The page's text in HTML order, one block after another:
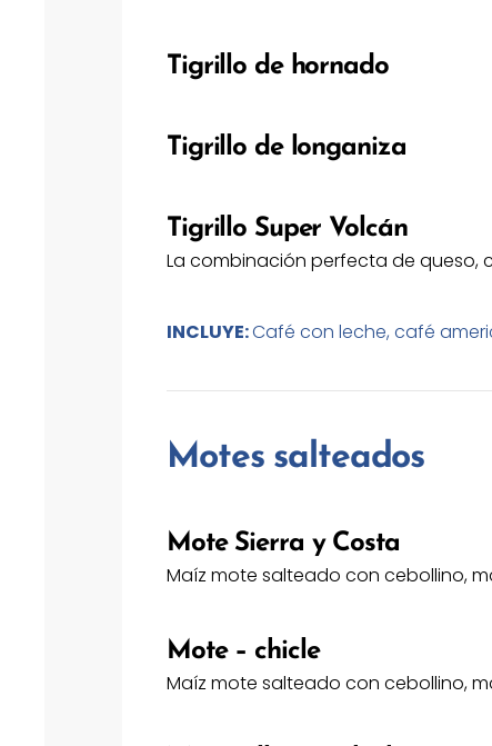
Tigrillo de hornado
Tigrillo de longaniza
Tigrillo Super Volcán
La combinación perfecta de queso,
INCLUYE:Café con leche, café
Motes salteados
Mote Sierra y Costa
Maíz mote salteado con cebollino,
Mote – chicle
Maíz mote salteado con cebollino,